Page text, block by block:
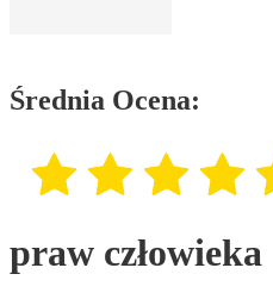
Średnia Ocena:
praw człowieka